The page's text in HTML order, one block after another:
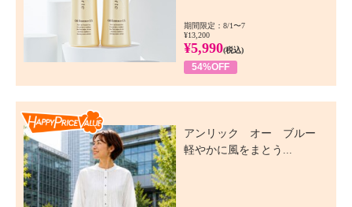
期間限定：8/1〜7
¥13,200
¥5,990(税込)
54%OFF
アンリック オー ブルー
軽やかに風をまとう...